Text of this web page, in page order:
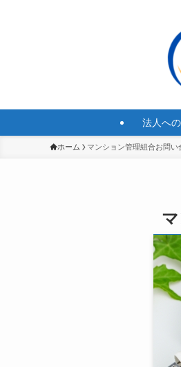
法人へ
ホーム マンション管理組合お問い